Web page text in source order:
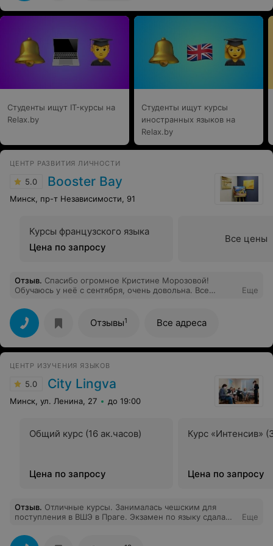
жизни больше от него научился, чем Java. Спасибо
учебному центру Java за потраченное время и деньги и
Ивану у которого французские корни, которому
Студенты ищут IT-курсы на
Relax.by
Студенты ищут курсы
иностранных языков на
Relax.by
ЦЕНТР РАЗВИТИЯ ЛИЧНОСТИ
5.0 Booster Bay
Минск, пр-т Независимости, 91
Курсы французского языка
Цена по запросу
Все цены
Отзыв. Спасибо огромное Кристине Морозовой!
Обучаюсь у неё с сентября, очень довольна. Все
своего дела 100%. И как человек хороший, приятный!
Рекомендую!)
Еще
Отзывы1 Все адреса
ЦЕНТР ИЗУЧЕНИЯ ЯЗЫКОВ
5.0 City Lingva
Минск, ул. Ленина, 27 до 19:00
Общий курс (16 ак.часов)
Цена по запросу
Курс «Интенсив»
Цена по запросу
Отзыв. Отличные курсы. Занималась чешским для
поступления в ВШЭ в Праге. Экзамен по языку сдала
Сначала в группе, потом индивидуально, т.к. языковой
Еще